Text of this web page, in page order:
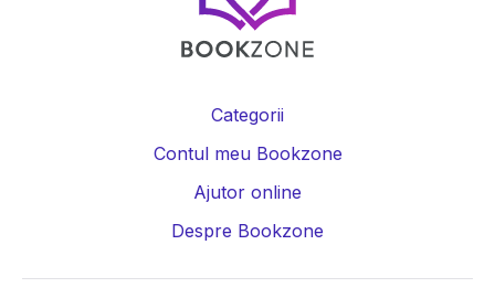
Categorii
Contul meu Bookzone
Ajutor online
Despre Bookzone